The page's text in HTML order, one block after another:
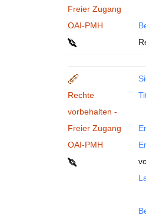
Freier Zugang
OAI-PMH
Rechte
vorbehalten -
Freier Zugang
OAI-PMH